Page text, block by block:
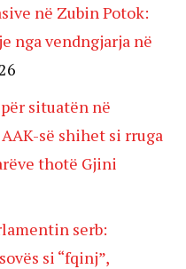
në Zubin Potok:
nga vendngjarja në
situatën në
së shihet si rruga
thotë Gjini
serb:
si “fqinj”,